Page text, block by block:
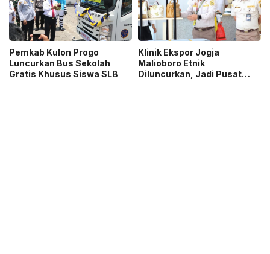
Pemkab Kulon Progo
Luncurkan Bus Sekolah
Gratis Khusus Siswa SLB
Klinik Ekspor Jogja
Malioboro Etnik
Diluncurkan, Jadi Pusat